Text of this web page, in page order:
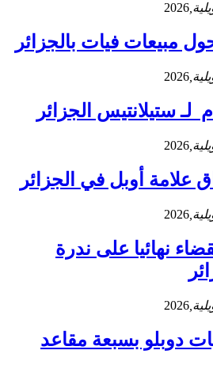
2026
مبيعات فيات بالجزائر
2026
لـ ستيلانتيس الجزائر
2026
علامة أوبل في الجزائر
2026
نهائيا على ندرة
2026
دوبلو بسبعة مقاعد